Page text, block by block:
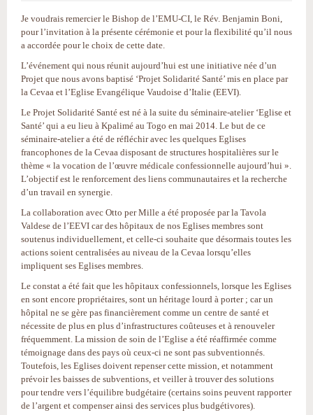
Je voudrais remercier le Bishop de l’EMU-CI, le Rév. Benjamin Boni,
pour l’invitation à la présente cérémonie et pour la flexibilité qu’il nous
a accordée pour le choix de cette date.
L’événement qui nous réunit aujourd’hui est une initiative née d’un
Projet que nous avons baptisé ‘Projet Solidarité Santé’ mis en place par
la Cevaa et l’Eglise Evangélique Vaudoise d’Italie (EEVI).
Le Projet Solidarité Santé est né à la suite du séminaire-atelier ‘Eglise et
Santé’ qui a eu lieu à Kpalimé au Togo en mai 2014. Le but de ce
séminaire-atelier a été de réfléchir avec les quelques Eglises
francophones de la Cevaa disposant de structures hospitalières sur le
thème « la vocation de l’œuvre médicale confessionnelle aujourd’hui ».
L’objectif est le renforcement des liens communautaires et la recherche
d’un travail en synergie.
La collaboration avec Otto per Mille a été proposée par la Tavola
Valdese de l’EEVI car des hôpitaux de nos Eglises membres sont
soutenus individuellement, et celle-ci souhaite que désormais toutes les
actions soient centralisées au niveau de la Cevaa lorsqu’elles
impliquent ses Eglises membres.
Le constat a été fait que les hôpitaux confessionnels, lorsque les Eglises
en sont encore propriétaires, sont un héritage lourd à porter ; car un
hôpital ne se gère pas financièrement comme un centre de santé et
nécessite de plus en plus d’infrastructures coûteuses et à renouveler
fréquemment. La mission de soin de l’Eglise a été réaffirmée comme
témoignage dans des pays où ceux-ci ne sont pas subventionnés.
Toutefois, les Eglises doivent repenser cette mission, et notamment
prévoir les baisses de subventions, et veiller à trouver des solutions
pour tendre vers l’équilibre budgétaire (certains soins peuvent rapporter
de l’argent et compenser ainsi des services plus budgétivores).